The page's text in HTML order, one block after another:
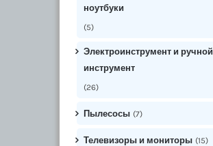
ноутбуки
(5)
Электроинструмент и ручной
инструмент
(26)
Пылесосы (7)
Телевизоры и мониторы (15)